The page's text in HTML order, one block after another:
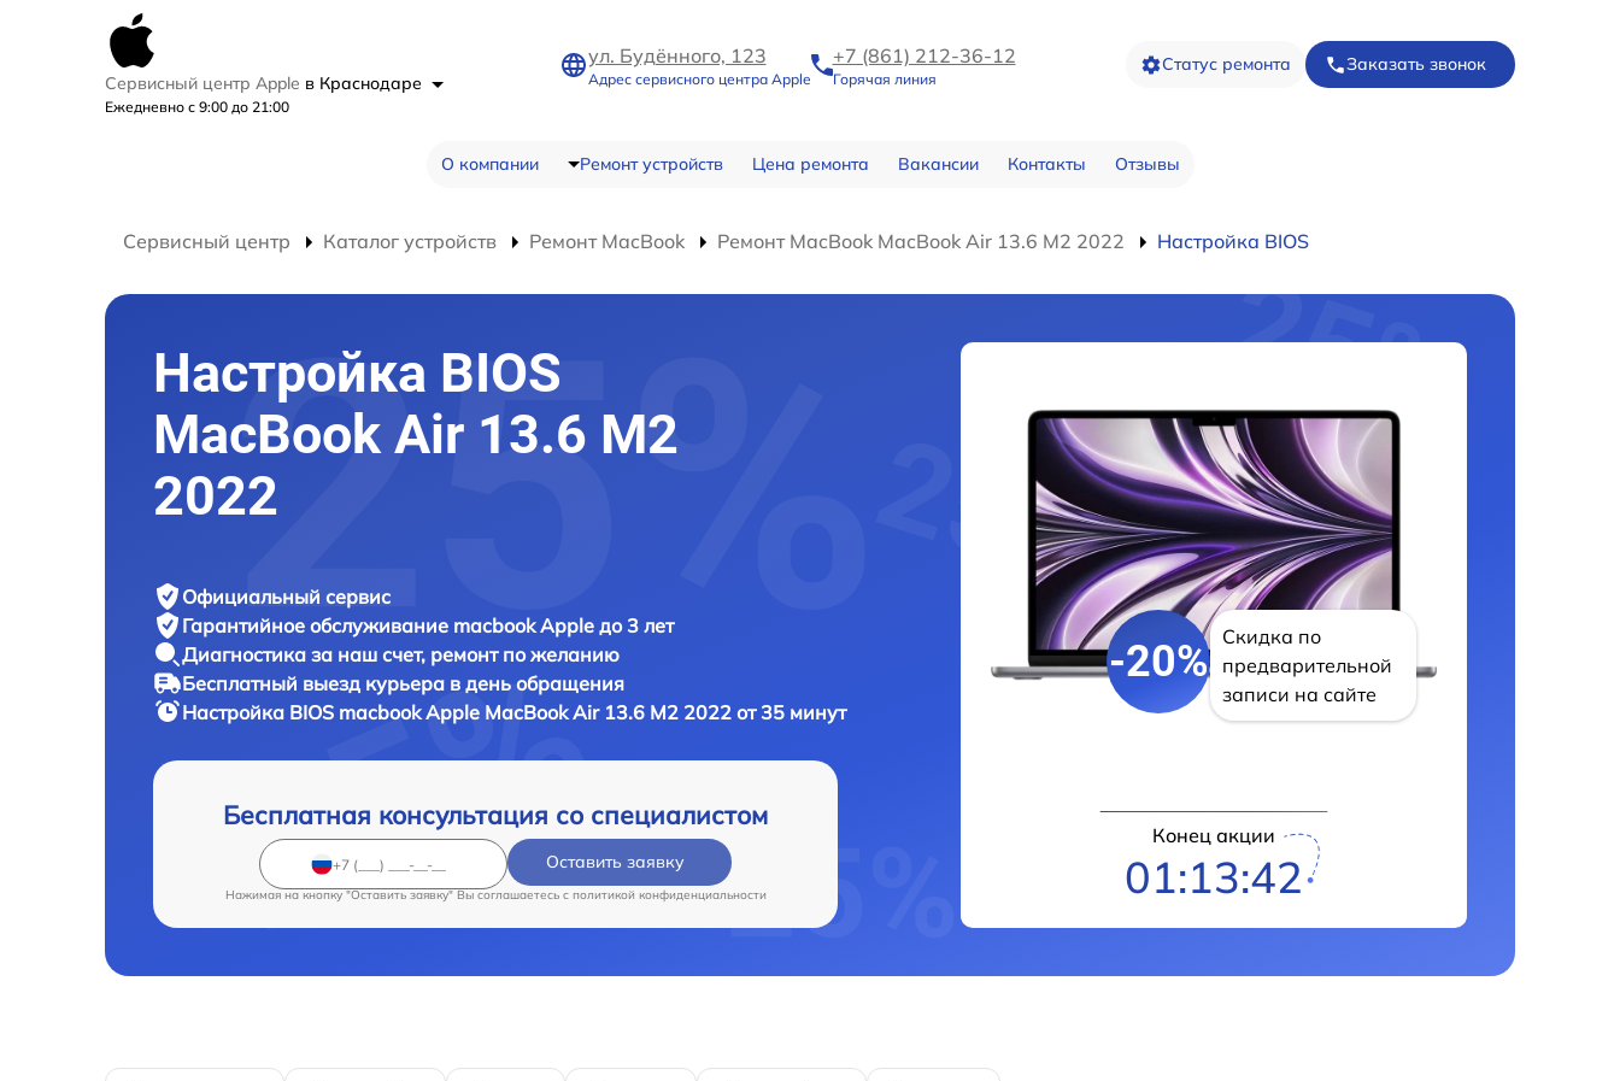
Сервисный центр Apple в Краснодаре
Ежедневно с 9:00 до 21:00
ул. Будённого, 123
Адрес сервисного центра Apple
+7 (861) 212-36-12
Горячая линия
Статус ремонта Заказать звонок
О компании Ремонт устройств Цена ремонта Вакансии Контакты Отзывы
Сервисный центр Каталог устройств Ремонт MacBook Ремонт MacBook MacBook Air 13.6 M2 2022 Настройка BIOS
Настройка BIOS
MacBook Air 13.6 M2
2022
Официальный сервис
Гарантийное обслуживание macbook Apple до 3 лет
Диагностика за наш счет, ремонт по желанию
Бесплатный выезд курьера в день обращения
Настройка BIOS macbookApple MacBook Air 13.6 M2 2022 от 35 минут
Бесплатная консультация со специалистом
Оставить заявку
Нажимая на кнопку "Оставить заявку" Вы соглашаетесь c политикой конфиденциальности
-20%
Скидка по
предварительной
записи на сайте
Конец акции
01:13:41